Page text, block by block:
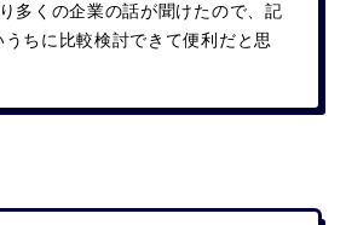
多くの企業の話が聞けたので、記
ちに比較検討できて便利だと思